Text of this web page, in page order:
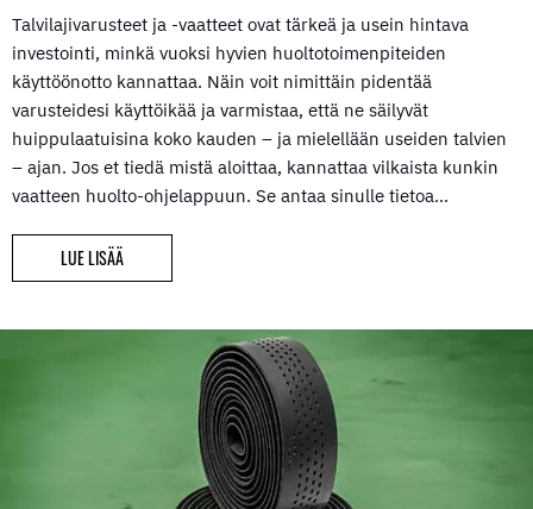
Talvilajivarusteet ja -vaatteet ovat tärkeä ja usein hintava
investointi, minkä vuoksi hyvien huoltotoimenpiteiden
käyttöönotto kannattaa. Näin voit nimittäin pidentää
varusteidesi käyttöikää ja varmistaa, että ne säilyvät
huippulaatuisina koko kauden – ja mielellään useiden talvien
– ajan. Jos et tiedä mistä aloittaa, kannattaa vilkaista kunkin
vaatteen huolto-ohjelappuun. Se antaa sinulle tietoa…
LUE LISÄÄ